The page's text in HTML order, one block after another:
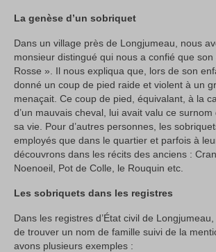
La genèse d’un sobriquet
Dans un village près de Longjumeau, nous
monsieur distingué qui nous a confié que
Rosse ». Il nous expliqua que, lors de son
donné un coup de pied raide et violent à un
menaçait. Ce coup de pied, équivalant, à la
d’un mauvais cheval, lui avait valu ce surnom
sa vie. Pour d’autres personnes, les
employés que dans le quartier et parfois à
découvrons dans les récits des anciens :
Noenoeil, Pot de Colle, le Rouquin etc.
Les sobriquets dans les registres
Dans les registres d’État civil de
de trouver un nom de famille suivi de la
avons plusieurs exemples :